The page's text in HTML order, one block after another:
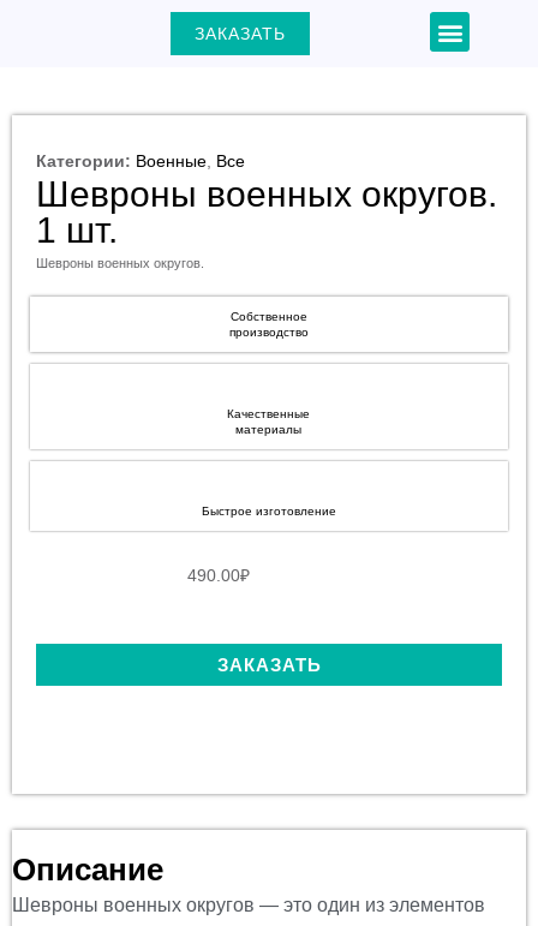
ЗАКАЗАТЬ Menu
Категории: Военные Все
Шевроны военных округов.
1 шт.
Шевроны военных округов.
Собственное
производство
Качественные
материалы
Быстрое изготовление
490.00₽
ЗАКАЗАТЬ
Описание
Шевроны военных округов — это один из элементов